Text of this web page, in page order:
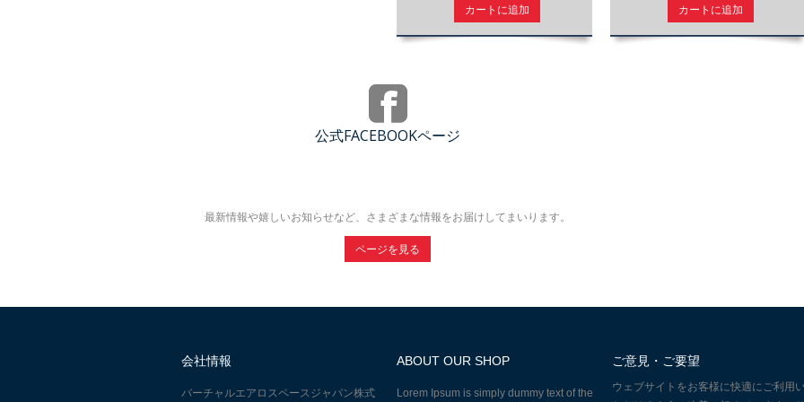
カートに追加 カートに追加
公式FACEBOOKページ
最新情報や嬉しいお知らせなど、さまざまな情報をお届けしてまいります。
ページを見る
会社情報
バーチャルエアロスペースジャパン株式
ABOUT OUR SHOP
Lorem Ipsum is simply dummy text of the
ご意見・ご要望
ウェブサイトをお客様に快適にご利用